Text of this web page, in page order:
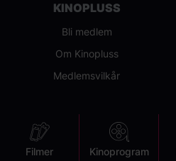
Mobile
Filmer Kinoprogram
KINOPLUSS
Bli medlem
Om Kinopluss
Medlemsvilkår